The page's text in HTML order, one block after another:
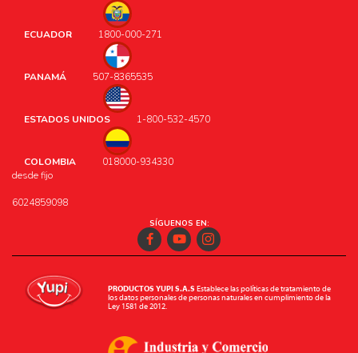
ECUADOR 1800-000-271
PANAMÁ 507-8365535
ESTADOS UNIDOS 1-800-532-4570
COLOMBIA
018000-934330
desde fijo
6024859098
SÍGUENOS EN:
FacebookYoutubeInstagram
PRODUCTOS YUPI S.A.SEstablece las políticas de tratamiento de
los datos personales de personas naturales en cumplimiento de la
Ley 1581 de 2012.